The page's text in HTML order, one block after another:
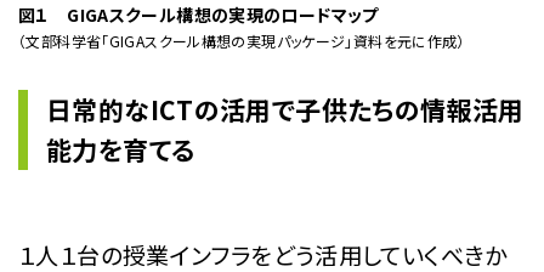
図１ GIGAスクール構想の実現のロードマップ
（文部科学省「GIGAスクール構想の実現パッケージ」資料を元に作成）
日常的なICTの活用で子供たちの情報活用
能力を育てる
１人１台の授業インフラをどう活用していくべきか